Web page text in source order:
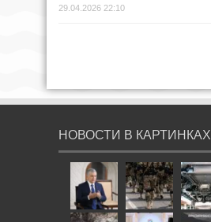
29.04.2026 22:10
НОВОСТИ В КАРТИНКАХ